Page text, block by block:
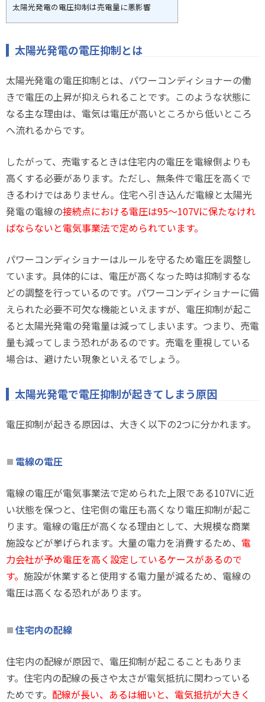
太陽光発電の電圧抑制は売電量に悪影響
太陽光発電の電圧抑制とは
太陽光発電の電圧抑制とは、パワーコンディショナーの働
きで電圧の上昇が抑えられることです。このような状態に
なる主な理由は、電気は電圧が高いところから低いところ
へ流れるからです。
したがって、売電するときは住宅内の電圧を電線側よりも
高くする必要があります。ただし、無条件で電圧を高くで
きるわけではありません。住宅へ引き込んだ電線と太陽光
発電の電線の接続点における電圧は95～107Vに保たなけれ
ばならないと電気事業法で定められています。
パワーコンディショナーはルールを守るため電圧を調整し
ています。具体的には、電圧が高くなった時は抑制するな
どの調整を行っているのです。パワーコンディショナーに備
えられた必要不可欠な機能といえますが、電圧抑制が起こ
ると太陽光発電の発電量は減ってしまいます。つまり、売電
量も減ってしまう恐れがあるのです。売電を重視している
場合は、避けたい現象といえるでしょう。
太陽光発電で電圧抑制が起きてしまう原因
電圧抑制が起きる原因は、大きく以下の2つに分かれます。
電線の電圧
電線の電圧が電気事業法で定められた上限である107Vに近
い状態を保つと、住宅側の電圧も高くなり電圧抑制が起こ
ります。電線の電圧が高くなる理由として、大規模な商業
施設などが挙げられます。大量の電力を消費するため、 電
力会社が予め電圧を高く設定しているケースがあるので
す。 施設が休業すると使用する電力量が減るため、電線の
電圧は高くなる恐れがあります。
住宅内の配線
住宅内の配線が原因で、電圧抑制が起こることもありま
す。住宅内の配線の長さや太さが電気抵抗に関わっている
ためです。 配線が長い、あるは細いと、電気抵抗が大きく